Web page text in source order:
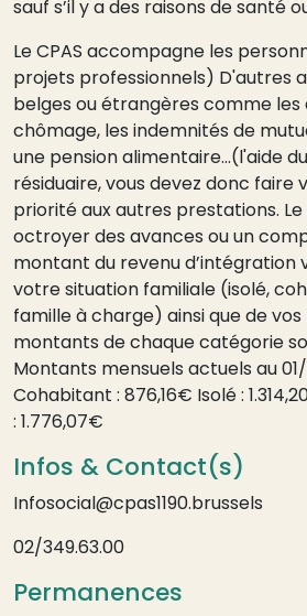
sauf s’il y a des raisons de santé
Le CPAS accompagne les
projets professionnels) D'autres
belges ou étrangères comme
chômage, les indemnités de
une pension alimentaire...(l'aide
résiduaire, vous devez donc faire
priorité aux autres prestations. Le
octroyer des avances ou un
montant du revenu d’intégration
votre situation familiale (isolé,
famille à charge) ainsi que de vos
montants de chaque catégorie
Montants mensuels actuels au
Cohabitant : 876,16€ Isolé :
: 1.776,07€
Infos & Contact(s)
Infosocial@cpas1190.brussels
02/349.63.00
Permanences